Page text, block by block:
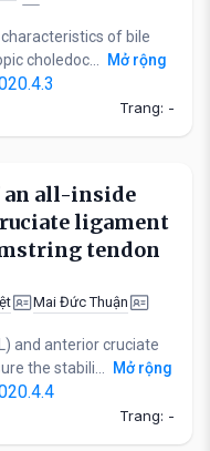
of bile
choledoc...
Mở rộng
Trang: -
an all-inside
ligament
tendon
Mai Đức Thuận
and anterior cruciate
the stabili...
Mở rộng
Trang: -